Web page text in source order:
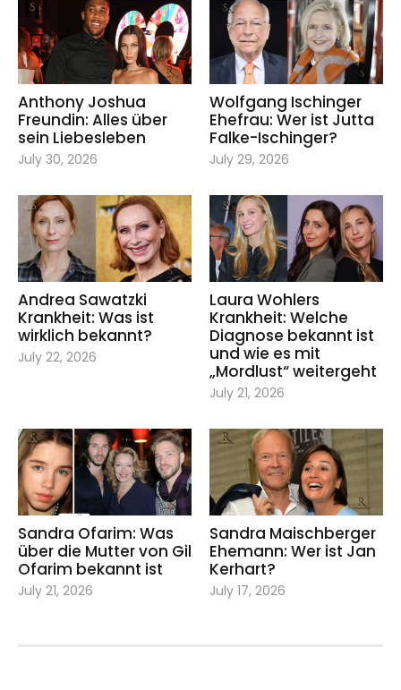
Anthony Joshua
Freundin: Alles über
sein Liebesleben
July 30, 2026
Wolfgang Ischinger
Ehefrau: Wer ist Jutta
Falke-Ischinger?
July 29, 2026
Andrea Sawatzki
Krankheit: Was ist
wirklich bekannt?
July 22, 2026
Laura Wohlers
Krankheit: Welche
Diagnose bekannt ist
und wie es mit
„Mordlust“ weitergeht
July 21, 2026
Sandra Ofarim: Was
über die Mutter von Gil
Ofarim bekannt ist
July 21, 2026
Sandra Maischberger
Ehemann: Wer ist Jan
Kerhart?
July 17, 2026